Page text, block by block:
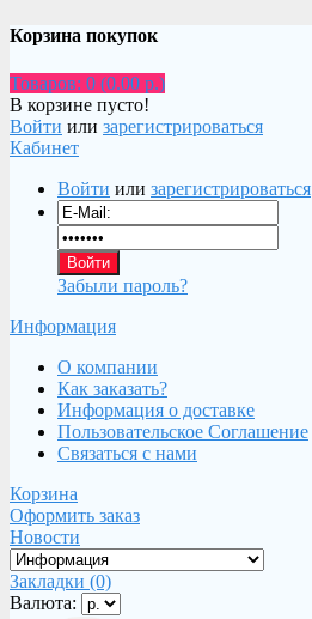
Корзина покупок
Товаров: 0 (0.00 р.)
В корзине пусто!
Войти или зарегистрироваться
Кабинет
Войти или зарегистрироваться
Забыли пароль?
Информация
О компании
Как заказать?
Информация о доставке
Пользовательское Соглашение
Связаться с нами
Корзина
Оформить заказ
Новости
Закладки (0)
Валюта: